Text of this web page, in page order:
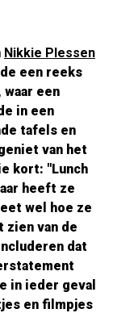
Nikkie Plessen
een reeks
een
in een
tafels en
van het
kort: "Lunch
heeft ze
wel hoe ze
zien van de
dat
in ieder geval
en filmpjes